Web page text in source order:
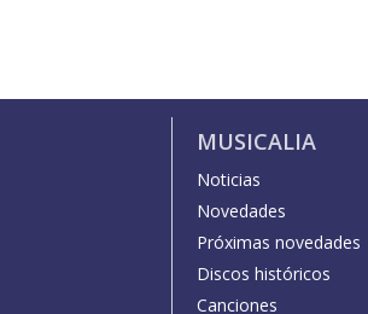
MUSICALIA
Noticias
Novedades
Próximas novedades
Discos históricos
Canciones